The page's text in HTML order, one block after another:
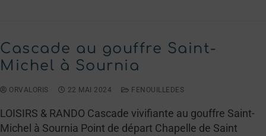
Cascade au gouffre Saint-
Michel à Sournia
ORVALORIS 22 MAI 2024 FENOUILLEDES
LOISIRS & RANDO Cascade vivifiante au gouffre Saint-
Michel à Sournia Point de départ Chapelle de Saint